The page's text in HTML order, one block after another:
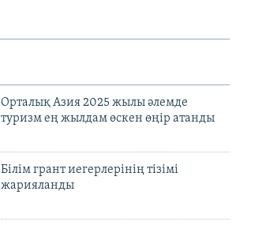
Орталық Азия 2025 жылы әлемде
туризм ең жылдам өскен өңір атанды
Білім грант иегерлерінің тізімі
жарияланды